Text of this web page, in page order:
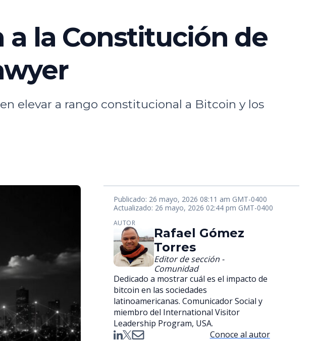
a la Constitución de
elevar a rango constitucional a Bitcoin y los
Publicado: 26 mayo, 2026 08:11 am GMT-0400
Actualizado: 26 mayo, 2026 02:44 pm GMT-0400
AUTOR
Rafael Gómez
Torres
Editor de sección -
Comunidad
Dedicado a mostrar cuál es el impacto de
bitcoin en las sociedades
latinoamericanas. Comunicador Social y
miembro del International Visitor
Leadership Program, USA.
Conoce al autor